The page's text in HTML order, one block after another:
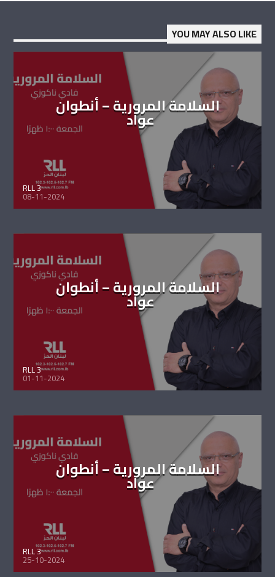
YOU MAY ALSO LIKE
السلامة المرورية – أنطوان
عواد
RLL 3
08-11-2024
السلامة المرورية – أنطوان
عواد
RLL 3
01-11-2024
السلامة المرورية – أنطوان
عواد
RLL 3
25-10-2024